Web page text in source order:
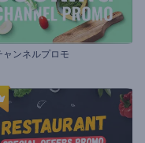
ャンネルプロモ